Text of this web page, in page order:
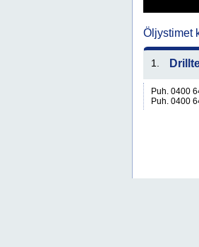
Öljystimet
1.
Puh. 0400
Puh. 0400